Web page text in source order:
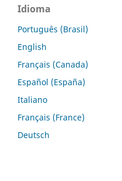
Idioma
Português (Brasil)
English
Français (Canada)
Español (España)
Italiano
Français (France)
Deutsch